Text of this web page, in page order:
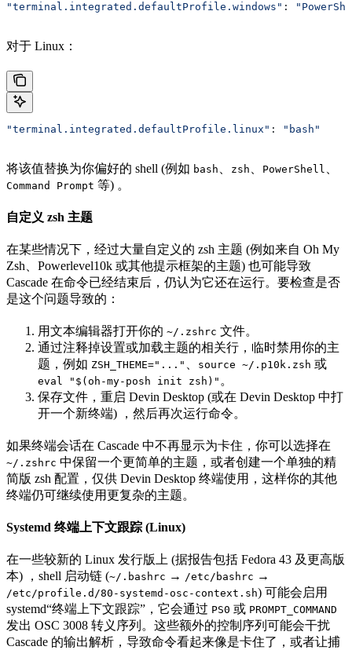
"terminal.integrated.defaultProfile.windows" :
对于 Linux：
"terminal.integrated.defaultProfile.linux" : "bash"
将该值替换为你偏好的 shell (例如 bash zsh PowerShell
Command Prompt 等) 。
自定义 zsh 主题
在某些情况下，经过大量自定义的 zsh 主题 (例如来自 Oh My
Zsh、Powerlevel10k 或其他提示框架的主题) 也可能导致
Cascade 在命令已经结束后，仍认为它还在运行。要检查是否
是这个问题导致的：
用文本编辑器打开你的 ~/.zshrc 文件。
通过注释掉设置或加载主题的相关行，临时禁用你的主
题，例如 ZSH_THEME="..." source ~/.p10k.zsh 或
eval "$(oh-my-posh init zsh)" 。
保存文件，重启 Devin Desktop (或在 Devin Desktop 中打
开一个新终端) ，然后再次运行命令。
如果终端会话在 Cascade 中不再显示为卡住，你可以选择在
~/.zshrc 中保留一个更简单的主题，或者创建一个单独的精
简版 zsh 配置，仅供 Devin Desktop 终端使用，这样你的其他
终端仍可继续使用更复杂的主题。
Systemd 终端上下文跟踪 (Linux)
在一些较新的 Linux 发行版上 (据报告包括 Fedora 43 及更高版
本) ，shell 启动链 (~/.bashrc → /etc/bashrc →
/etc/profile.d/80-systemd-osc-context.sh) 可能会启用
systemd“终端上下文跟踪”，它会通过 PS0 或 PROMPT_COMMAND
发出 OSC 3008 转义序列。这些额外的控制序列可能会干扰
Cascade 的输出解析，导致命令看起来像是卡住了，或者让捕